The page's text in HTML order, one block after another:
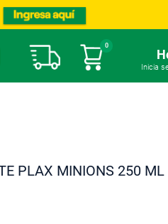
Mi carrito
0
Inicia
PLAX MINIONS 250 ML